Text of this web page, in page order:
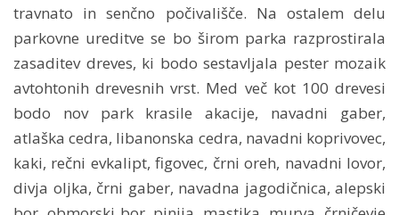
travnato in senčno počivališče. Na ostalem delu
parkovne ureditve se bo širom parka razprostirala
zasaditev dreves, ki bodo sestavljala pester mozaik
avtohtonih drevesnih vrst. Med več kot 100 drevesi
bodo nov park krasile akacije, navadni gaber,
atlaška cedra, libanonska cedra, navadni koprivovec,
kaki, rečni evkalipt, figovec, črni oreh, navadni lovor,
divja oljka, črni gaber, navadna jagodičnica, alepski